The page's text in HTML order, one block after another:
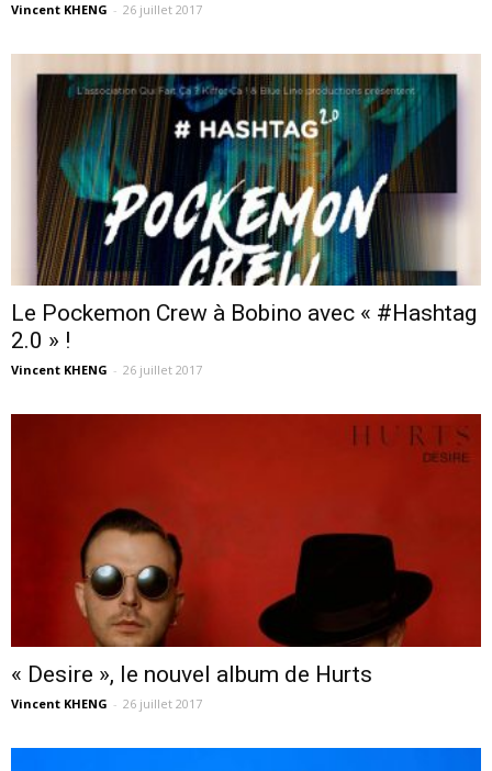
Vincent KHENG - 26 juillet 2017
Le Pockemon Crew à Bobino avec « #Hashtag
2.0 » !
Vincent KHENG - 26 juillet 2017
« Desire », le nouvel album de Hurts
Vincent KHENG - 26 juillet 2017